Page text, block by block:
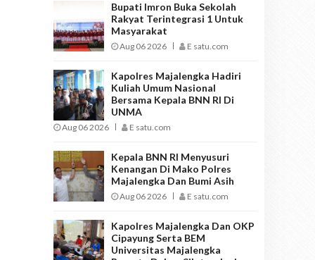
Bupati Imron Buka Sekolah
Rakyat Terintegrasi 1 Untuk
Masyarakat
Aug 06 2026 E satu.com
Kapolres Majalengka Hadiri
Kuliah Umum Nasional
Bersama Kepala BNN RI Di
UNMA
Aug 06 2026 E satu.com
Kepala BNN RI Menyusuri
Kenangan Di Mako Polres
Majalengka Dan Bumi Asih
Aug 06 2026 E satu.com
Kapolres Majalengka Dan OKP
Cipayung Serta BEM
Universitas Majalengka